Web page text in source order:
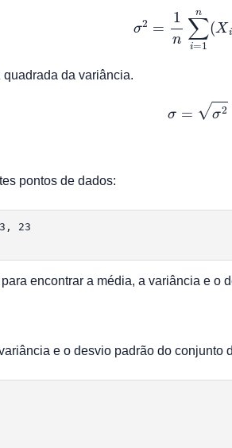
n∑ =1
quadrada da variância.
2
pontos de dados:
23
encontrar a média, a variância e o
e o desvio padrão do conjunto